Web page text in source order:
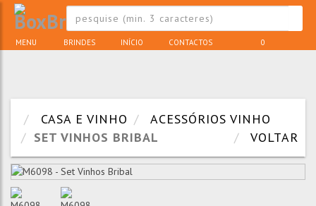
MENU BRINDES INÍCIO CONTACTOS 0
CASA E VINHO
ACESSÓRIOS VINHO
SET VINHOS BRIBAL
VOLTAR